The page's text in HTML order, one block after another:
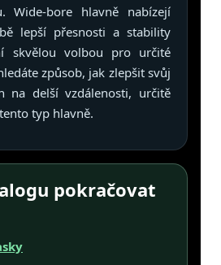
Wide-bore hlavně nabízejí
lepší přesnosti a stability
skvělou volbou pro určité
způsob, jak zlepšit svůj
na delší vzdálenosti, určitě
typ hlavně.
pokračovat